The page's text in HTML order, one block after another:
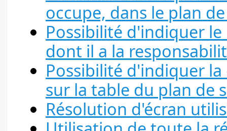
occupe, dans le plan
Possibilité d'indiquer
dont il a la
Possibilité d'indiquer
sur la table du plan de
Résolution d'écran